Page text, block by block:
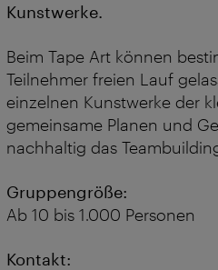
Kunstwerke.
Beim Tape Art können
Teilnehmer freien Lauf
einzelnen Kunstwerke der
gemeinsame Planen und
nachhaltig das
Gruppengröße:
Ab 10 bis 1.000 Personen
Kontakt: